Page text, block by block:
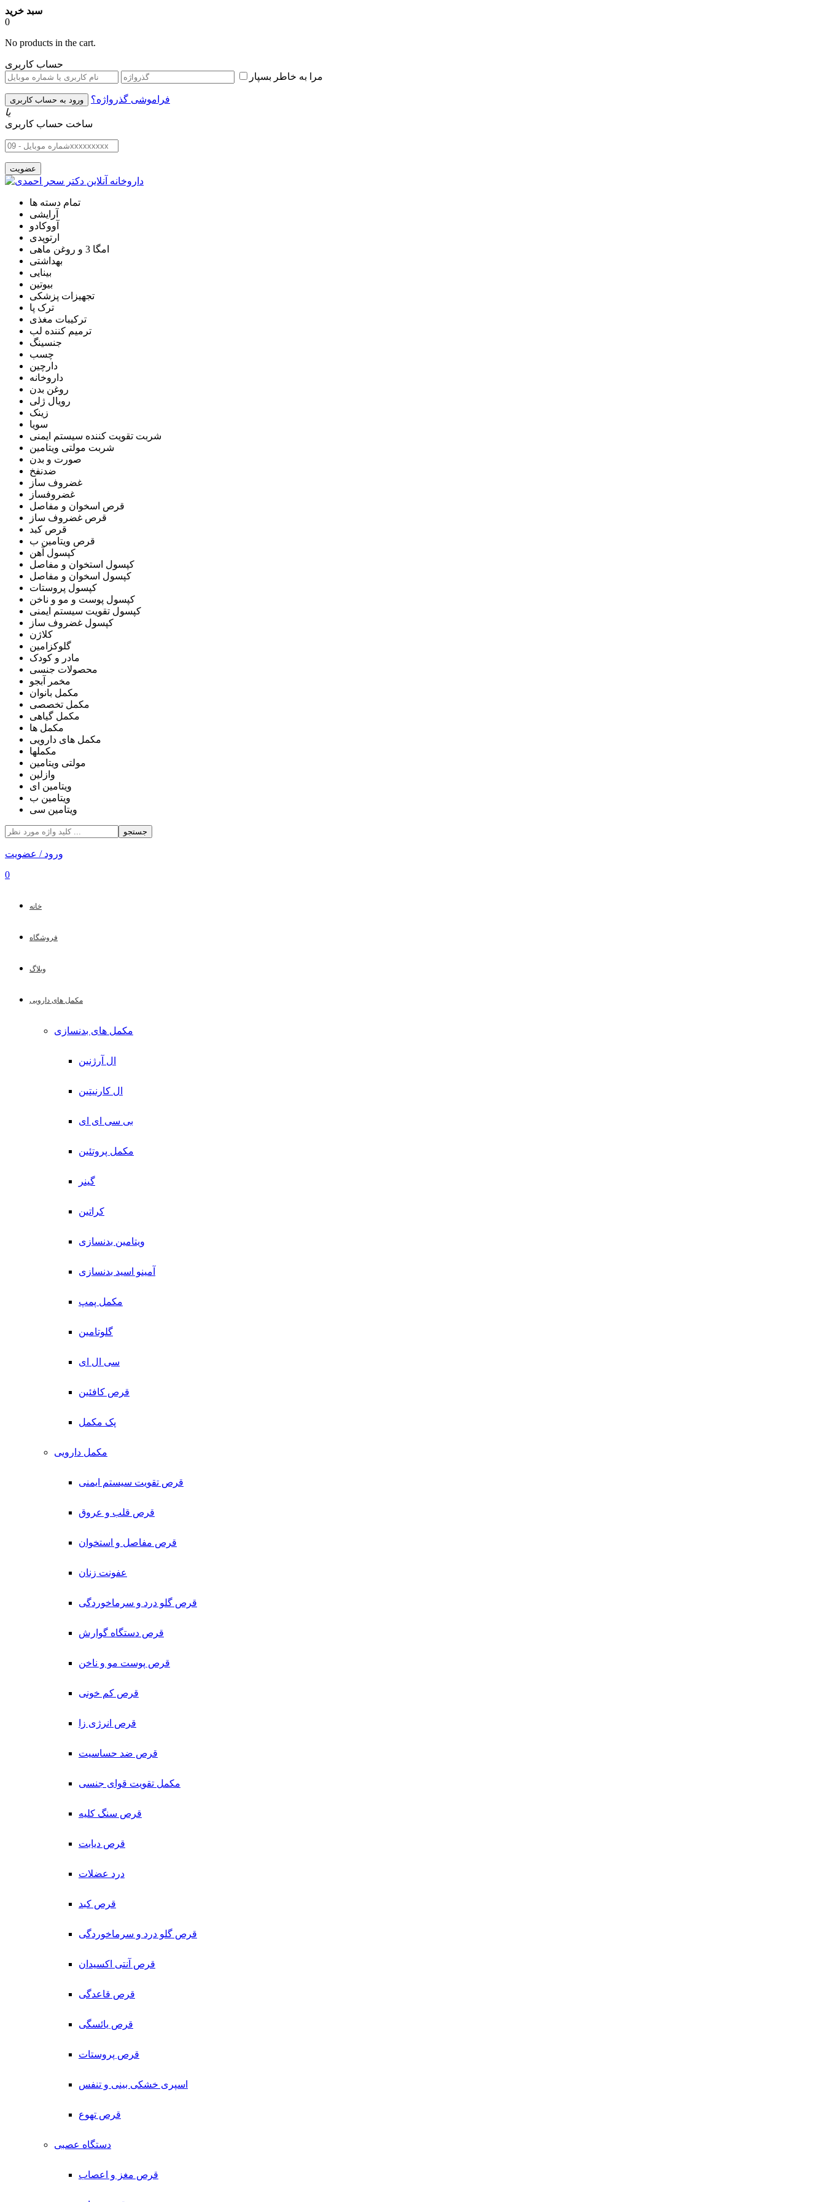
سبد خرید
0
No products in the cart.
حساب کاربری
مرا به خاطر بسپار
فراموشی گذرواژه؟
یا
ساخت حساب کاربری
تمام دسته ها
آرایشی
آووکادو
ارتوپدی
امگا 3 و روغن ماهی
بهداشتی
بینایی
بیوتین
تجهیزات پزشکی
ترک پا
ترکیبات مغذی
ترمیم کننده لب
جنسینگ
چسب
دارچین
داروخانه
روغن بدن
رویال ژلی
زینک
سویا
شربت تقویت کننده سیستم ایمنی
شربت مولتی ویتامین
صورت و بدن
ضدنفخ
غضروف ساز
غضروفساز
قرص اسخوان و مفاصل
قرص غضروف ساز
قرص کبد
قرص ویتامین ب
کپسول آهن
کپسول استخوان و مفاصل
کپسول اسخوان و مفاصل
کپسول پروستات
کپسول پوست و مو و ناخن
کپسول تقویت سیستم ایمنی
کپسول غضروف ساز
کلاژن
گلوکزامین
مادر و کودک
محصولات جنسی
مخمر آبجو
مکمل بانوان
مکمل تخصصی
مکمل گیاهی
مکمل ها
مکمل های دارویی
مکملها
مولتی ویتامین
وازلین
ویتامین ای
ویتامین ب
ویتامین سی
جستجو
ورود / عضویت
0
خانه
فروشگاه
وبلاگ
مکمل های دارویی
مکمل های بدنسازی
ال آرژنین
ال کارنیتین
بی سی ای ای
مکمل پروتئین
گینر
کراتین
ویتامین بدنسازی
آمینو اسید بدنسازی
مکمل پمپ
گلوتامین
سی ال ای
قرص کافئین
پک مکمل
مکمل دارویی
قرص تقویت سیستم ایمنی
قرص قلب و عروق
قرص مفاصل و استخوان
عفونت زنان
قرص گلو درد و سرماخوردگی
قرص دستگاه گوارش
قرص پوست مو و ناخن
قرص کم خونی
قرص انرژی زا
قرص ضد حساسیت
مکمل تقویت قوای جنسی
قرص سنگ کلیه
قرص دیابت
درد عضلات
قرص کبد
قرص گلو درد و سرماخوردگی
قرص آنتی اکسیدان
قرص قاعدگی
قرص یائسگی
قرص پروستات
اسپری خشکی بینی و تنفس
قرص تهوع
دستگاه عصبی
قرص مغز و اعصاب